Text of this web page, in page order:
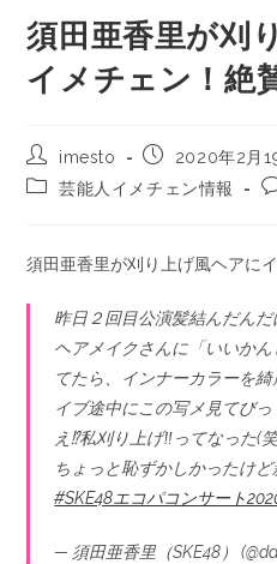
須田亜香里が刈
イメチェン！絶
imesto
2020年2月
芸能人イメチェン情報
須田亜香里が刈り上げ風ヘアに
昨日２回目公演髪結んだんだ
ヘアメイクさんに「いいか
てたら、インナーカラーを
イブ途中にこの写メ見てびっ
え⁉️私刈り上げ‼️ってなった(
ちょっと恥ずかしかったけ
#SKE48エコパコンサート
— 須田亜香里（SKE48）